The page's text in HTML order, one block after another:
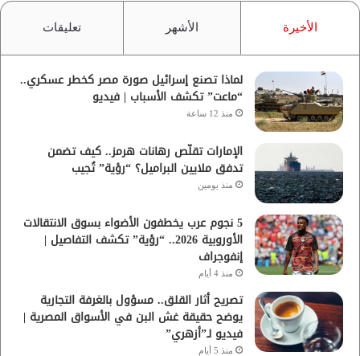
الأخيرة الأشهر تعليقات
لماذا تصنع إسرائيل صورة مصر كخطر عسكري..
“ماعت” تكشف الأسباب | فيديو
منذ 12 ساعة
الإمارات تقلّص رهانات هرمز.. كيف تضمن
تدفق ملايين البراميل؟ “رؤية” تُجيب
منذ يومين
5 نجوم عرب يخطفون الأضواء بسوق الانتقالات
الأوروبية 2026.. “رؤية” تكشف التفاصيل |
إنفوجراف
منذ 4 أيام
تصريح أثار القلق.. مسؤول بالغرفة التجارية
يوضح حقيقة غش البن في الأسواق المصرية |
فيديو لـ”أزهري”
منذ 5 أيام